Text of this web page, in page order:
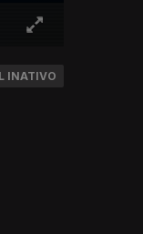
INATIVO